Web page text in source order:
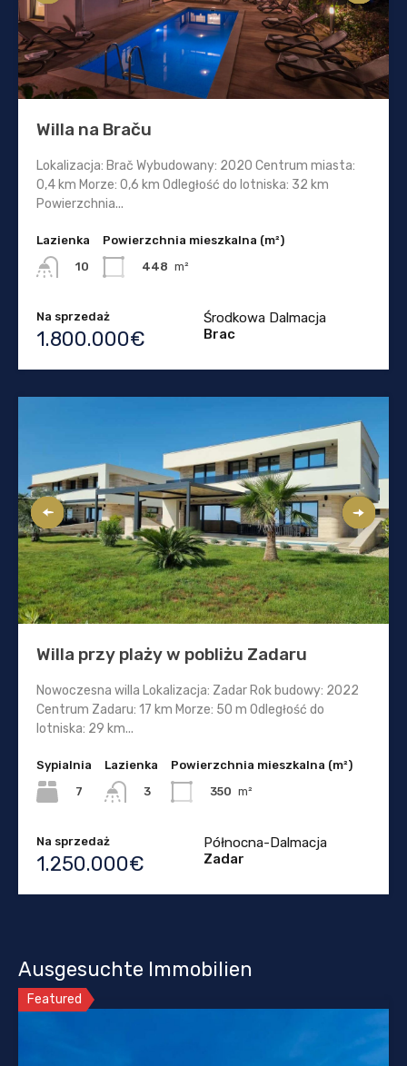
Willa na Braču
Lokalizacja: Brač Wybudowany: 2020 Centrum miasta:
0,4 km Morze: 0,6 km Odległość do lotniska: 32 km
Powierzchnia...
Lazienka
10
Powierzchnia mieszkalna (m²)
448 m²
Na sprzedaż
1.800.000€
Środkowa Dalmacja
Brac
Willa przy plaży w pobliżu Zadaru
Nowoczesna willa Lokalizacja: Zadar Rok budowy: 2022
Centrum Zadaru: 17 km Morze: 50 m Odległość do
lotniska: 29 km...
Sypialnia
7
Lazienka
3
Powierzchnia mieszkalna (m²)
350 m²
Na sprzedaż
1.250.000€
Północna-Dalmacja
Zadar
Ausgesuchte Immobilien
Featured